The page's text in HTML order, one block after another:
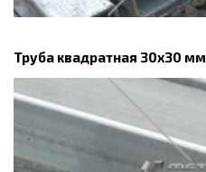
Труба квадратная 30х30 мм